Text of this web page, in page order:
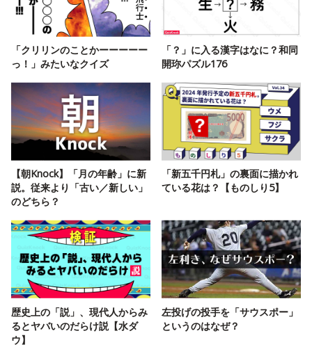
「クリリンのことかーーーーー
っ！」みたいなクイズ
「？」に入る漢字はなに？和同
開珎パズル176
【朝Knock】「月の年齢」に新
説。従来より「古い／新しい」
のどちら？
「新五千円札」の裏面に描かれ
ている花は？【ものしり5】
歴史上の「説」、現代人からみ
るとヤバいのだらけ説【水ダ
ウ】
左投げの投手を「サウスポー」
というのはなぜ？